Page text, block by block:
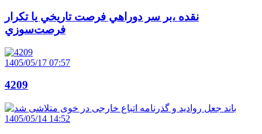
نقده ،بر سر دوراهي فرصت تاريخي يا تکرار
فرصت‌سوزي
1405/05/17 07:57
4209
1405/05/14 14:52